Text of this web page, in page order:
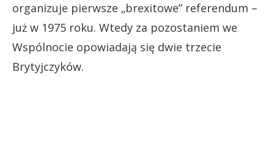
organizuje pierwsze „brexitowe” referendum –
już w 1975 roku. Wtedy za pozostaniem we
Wspólnocie opowiadają się dwie trzecie
Brytyjczyków.